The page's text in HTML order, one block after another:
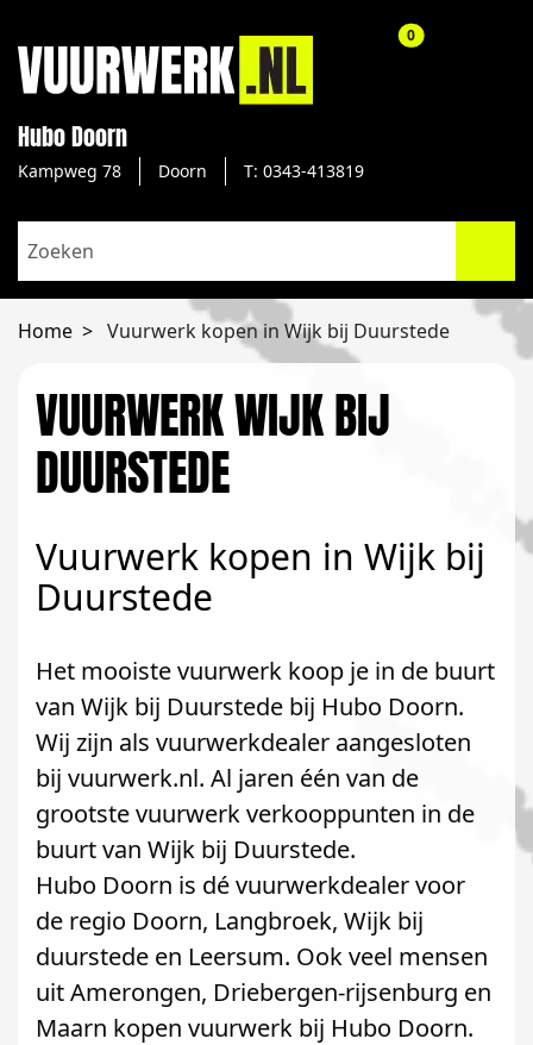
Hubo Doorn
Kampweg 78 Doorn T: 0343-413819
0aantal
Home Vuurwerk kopen in Wijk bij Duurstede
VUURWERK WIJK BIJ
DUURSTEDE
Vuurwerk kopen in Wijk bij
Duurstede
Het mooiste vuurwerk koop je in de buurt
van Wijk bij Duurstede bij Hubo Doorn.
Wij zijn als vuurwerkdealer aangesloten
bij vuurwerk.nl. Al jaren één van de
grootste vuurwerk verkooppunten in de
buurt van Wijk bij Duurstede.
Hubo Doorn is dé vuurwerkdealer voor
de regio Doorn, Langbroek, Wijk bij
duurstede en Leersum. Ook veel mensen
uit Amerongen, Driebergen-rijsenburg en
Maarn kopen vuurwerk bij Hubo Doorn.